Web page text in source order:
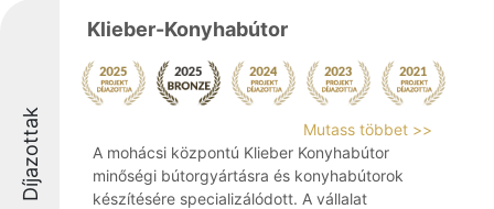
Díjazottak
Klieber-Konyhabútor
Mutass többet >>
A mohácsi központú Klieber Konyhabútor
minőségi bútorgyártásra és konyhabútorok
készítésére specializálódott. A vállalat